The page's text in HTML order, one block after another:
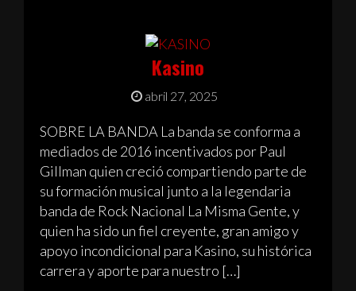
Kasino
abril 27, 2025
SOBRE LA BANDA La banda se conforma a
mediados de 2016 incentivados por Paul
Gillman quien creció compartiendo parte de
su formación musical junto a la legendaria
banda de Rock Nacional La Misma Gente, y
quien ha sido un fiel creyente, gran amigo y
apoyo incondicional para Kasino, su histórica
carrera y aporte para nuestro […]